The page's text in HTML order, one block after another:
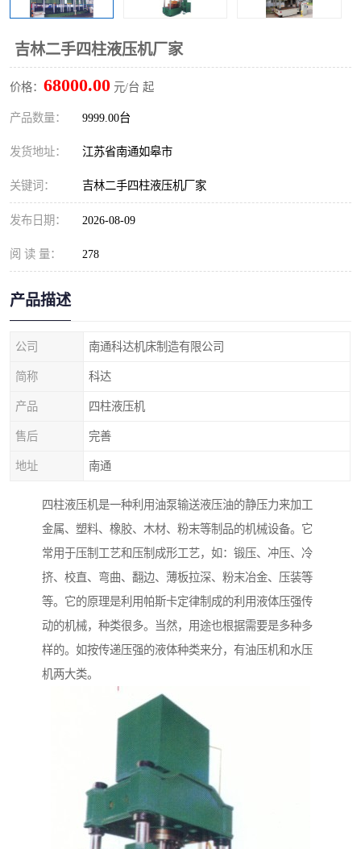
吉林二手四柱液压机厂家
价格： 68000.00 元/台 起
产品数量： 9999.00台
发货地址： 江苏省南通如皋市
关键词： 吉林二手四柱液压机厂家
发布日期： 2026-08-09
阅 读 量： 278
产品描述
公司 南通科达机床制造有限公司
简称 科达
产品 四柱液压机
售后 完善
地址 南通
四柱液压机是一种利用油泵输送液压油的静压力来加工
金属、塑料、橡胶、木材、粉末等制品的机械设备。它
常用于压制工艺和压制成形工艺，如：锻压、冲压、冷
挤、校直、弯曲、翻边、薄板拉深、粉末冶金、压装等
等。它的原理是利用帕斯卡定律制成的利用液体压强传
动的机械，种类很多。当然，用途也根据需要是多种多
样的。如按传递压强的液体种类来分，有油压机和水压
机两大类。